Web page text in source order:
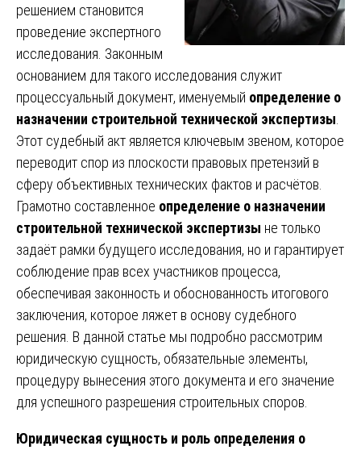
решением становится
проведение экспертного
исследования. Законным
основанием для такого исследования служит
процессуальный документ, именуемый определение о
назначении строительной технической экспертизы
Этот судебный акт является ключевым звеном, которое
переводит спор из плоскости правовых претензий в
сферу объективных технических фактов и расчётов.
Грамотно составленное определение о назначении
строительной технической экспертизы не только
задаёт рамки будущего исследования, но и гарантирует
соблюдение прав всех участников процесса,
обеспечивая законность и обоснованность итогового
заключения, которое ляжет в основу судебного
решения. В данной статье мы подробно рассмотрим
юридическую сущность, обязательные элементы,
процедуру вынесения этого документа и его значение
для успешного разрешения строительных споров.
Юридическая сущность и роль определения о